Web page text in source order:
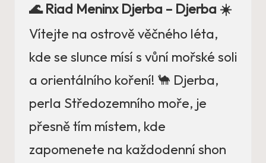
🌊 Riad Meninx Djerba – Djerba ☀️
Vítejte na ostrově věčného léta,
kde se slunce mísí s vůní mořské soli
a orientálního koření! 🐪 Djerba,
perla Středozemního moře, je
přesně tím místem, kde
zapomenete na každodenní shon